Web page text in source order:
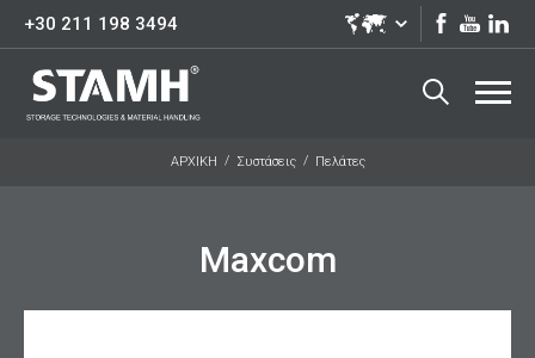
+30 211 198 3494
ΑΡΧΙΚΗ Συστάσεις Πελάτες
Maxcom